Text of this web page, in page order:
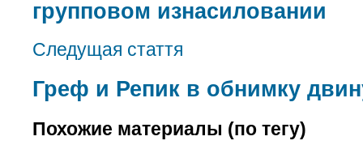
групповом изнасиловании
Следущая стаття
Греф и Репик в обнимку
Похожие материалы (по тегу)